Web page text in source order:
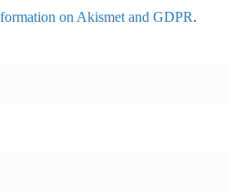
on Akismet and GDPR.